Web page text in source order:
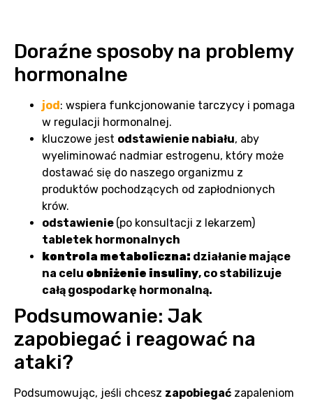
Doraźne sposoby na problemy
hormonalne
jod : wspiera funkcjonowanie tarczycy i pomaga
w regulacji hormonalnej.
kluczowe jest odstawienie nabiału, aby
wyeliminować nadmiar estrogenu, który może
dostawać się do naszego organizmu z
produktów pochodzących od zapłodnionych
krów.
odstawienie (po konsultacji z lekarzem)
tabletek hormonalnych
kontrola metaboliczna: działanie mające
na celu obniżenie insuliny, co stabilizuje
całą gospodarkę hormonalną.
Podsumowanie: Jak
zapobiegać i reagować na
ataki?
Podsumowując, jeśli chcesz zapobiegać zapaleniom